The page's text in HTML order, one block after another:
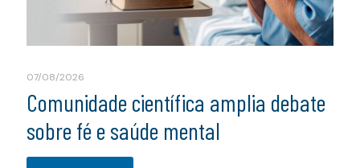
07/08/2026
Comunidade científica amplia debate
sobre fé e saúde mental